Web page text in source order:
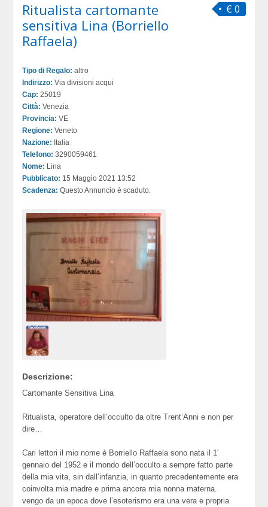
€ 0
Ritualista cartomante
sensitiva Lina (Borriello
Raffaela)
Tipo di Regalo: altro
Indirizzo: Via divisioni acqui
Cap: 25019
Città: Venezia
Provincia: VE
Regione: Veneto
Nazione: Italia
Telefono: 3290059461
Nome: Lina
Pubblicato: 15 Maggio 2021 13:52
Scadenza: Questo Annuncio è scaduto.
Descrizione:
Cartomante Sensitiva Lina
Ritualista, operatore dell’occulto da oltre Trent’Anni e non per
dire…
Cari lettori il mio nome è Borriello Raffaela sono nata il 1′
gennaio del 1952 e il mondo dell’occulto a sempre fatto parte
della mia vita, sin dall’infanzia, in quanto precedentemente era
coinvolta mia madre e prima ancora mia nonna materna.
vengo da un epoca dove l’esoterismo era una vera e propria